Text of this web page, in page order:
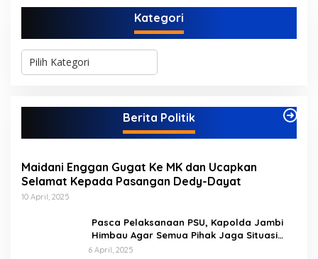
Kategori
K
g
Berita Politik
Maidani Enggan Gugat Ke MK dan Ucapkan
Selamat Kepada Pasangan Dedy-Dayat
10 April, 2025
Pasca Pelaksanaan PSU, Kapolda Jambi
Himbau Agar Semua Pihak Jaga Situasi
Kamtibmas
6 April, 2025